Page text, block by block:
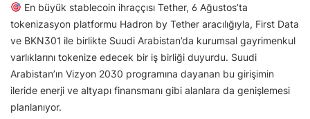
En büyük stablecoin ihraççısı Tether, 6 Ağustos’ta
tokenizasyon platformu Hadron by Tether aracılığıyla, First Data
ve BKN301 ile birlikte Suudi Arabistan’da kurumsal gayrimenkul
varlıklarını tokenize edecek bir iş birliği duyurdu. Suudi
Arabistan’ın Vizyon 2030 programına dayanan bu girişimin
ileride enerji ve altyapı finansmanı gibi alanlara da genişlemesi
planlanıyor.